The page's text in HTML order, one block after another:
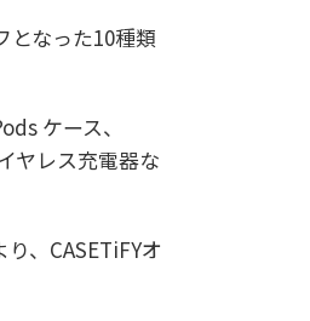
となった10種類
ケース、
ヤレス充電器な
、CASETiFYオ